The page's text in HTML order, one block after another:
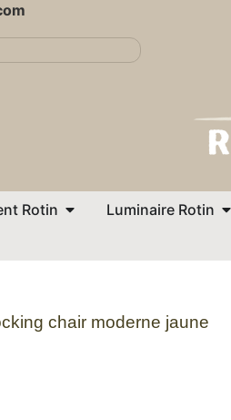
Rotin Luminaire Rotin
chair moderne jaune